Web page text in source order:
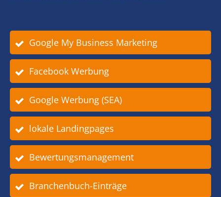
Google My Business Marketing
Facebook Werbung
Google Werbung (SEA)
lokale Landingpages
Bewertungsmanagement
Branchenbuch-Einträge